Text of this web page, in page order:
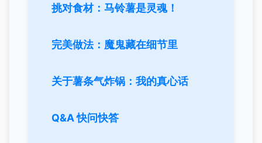
挑对食材：马铃薯是灵魂！
完美做法：魔鬼藏在细节里
关于薯条气炸锅：我的真心话
Q&A 快问快答